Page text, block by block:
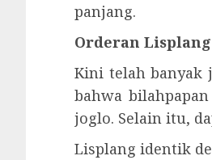
panjang.
Orderan
Kini telah banyak
bahwa
joglo. Selain itu,
Lisplang identik